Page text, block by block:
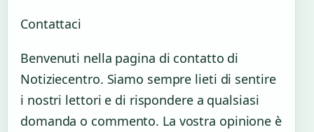
Contattaci
Benvenuti nella pagina di contatto di
Notiziecentro. Siamo sempre lieti di sentire
i nostri lettori e di rispondere a qualsiasi
domanda o commento. La vostra opinione è